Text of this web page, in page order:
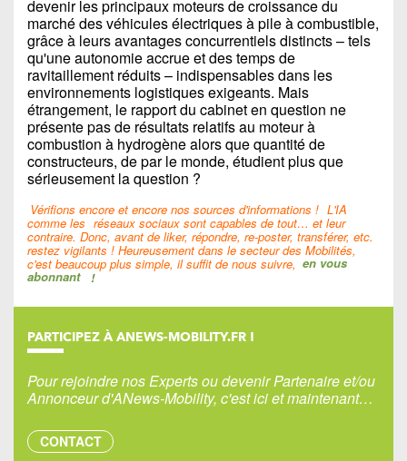
devenir les principaux moteurs de croissance du
marché des véhicules électriques à pile à combustible,
grâce à leurs avantages concurrentiels distincts – tels
qu'une autonomie accrue et des temps de
ravitaillement réduits – indispensables dans les
environnements logistiques exigeants. Mais
étrangement, le rapport du cabinet en question ne
présente pas de résultats relatifs au moteur à
combustion à hydrogène alors que quantité de
constructeurs, de par le monde, étudient plus que
sérieusement la question ?
Vérifions encore et encore nos sources d'informations ! L'IA
comme les réseaux sociaux sont capables de tout… et leur
contraire. Donc, avant de liker, répondre, re-poster, transférer, etc.
restez vigilants ! Heureusement dans le secteur des Mobilités,
c'est beaucoup plus simple, il suffit de nous suivre, en vous
abonnant !
PARTICIPEZ À ANEWS-MOBILITY.FR !
Pour rejoindre nos Experts ou devenir Partenaire et/ou
Annonceur d'ANews-Mobility, c'est ici et maintenant…
CONTACT